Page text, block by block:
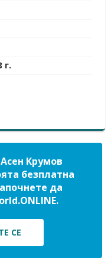
г.
Крумов
безплатна
да
СЕ